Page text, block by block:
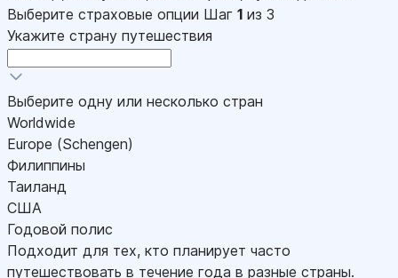
Выберите страховые опции Шаг 1 из 3
Укажите страну путешествия
Выберите одну или несколько стран
Worldwide
Europe (Schengen)
Филиппины
Таиланд
США
Годовой полис
Подходит для тех, кто планирует часто
путешествовать в течение года в разные страны.